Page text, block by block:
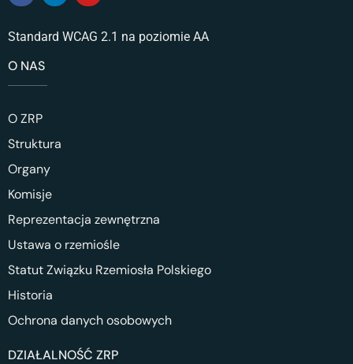
Standard WCAG 2.1 na poziomie AA
O NAS
O ZRP
Struktura
Organy
Komisje
Reprezentacja zewnętrzna
Ustawa o rzemiośle
Statut Związku Rzemiosła Polskiego
Historia
Ochrona danych osobowych
DZIAŁALNOŚĆ ZRP